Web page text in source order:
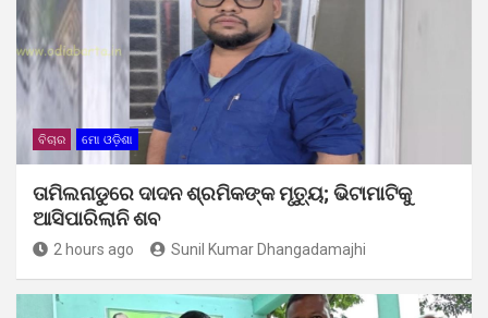
ବିଚାର ମୋ ଓଡ଼ିଶା
ତାମିଲନାଡୁରେ ଦାଦନ ଶ୍ରମିକଙ୍କ ମୃତ୍ୟୁ; ଭିଟାମାଟିକୁ
ଆସିପାରିଲାନି ଶବ
2 hours ago Sunil Kumar Dhangadamajhi